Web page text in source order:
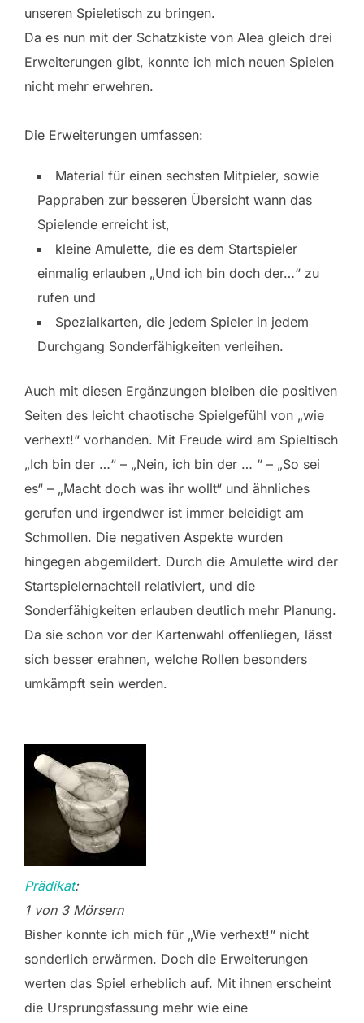
unseren Spieletisch zu bringen.
Da es nun mit der Schatzkiste von Alea gleich drei
Erweiterungen gibt, konnte ich mich neuen Spielen
nicht mehr erwehren.
Die Erweiterungen umfassen:
Material für einen sechsten Mitpieler, sowie
Pappraben zur besseren Übersicht wann das
Spielende erreicht ist,
kleine Amulette, die es dem Startspieler
einmalig erlauben „Und ich bin doch der…“ zu
rufen und
Spezialkarten, die jedem Spieler in jedem
Durchgang Sonderfähigkeiten verleihen.
Auch mit diesen Ergänzungen bleiben die positiven
Seiten des leicht chaotische Spielgefühl von „wie
verhext!“ vorhanden. Mit Freude wird am Spieltisch
„Ich bin der …“ – „Nein, ich bin der … “ – „So sei
es“ – „Macht doch was ihr wollt“ und ähnliches
gerufen und irgendwer ist immer beleidigt am
Schmollen. Die negativen Aspekte wurden
hingegen abgemildert. Durch die Amulette wird der
Startspielernachteil relativiert, und die
Sonderfähigkeiten erlauben deutlich mehr Planung.
Da sie schon vor der Kartenwahl offenliegen, lässt
sich besser erahnen, welche Rollen besonders
umkämpft sein werden.
Prädikat:
1 von 3 Mörsern
Bisher konnte ich mich für „Wie verhext!“ nicht
sonderlich erwärmen. Doch die Erweiterungen
werten das Spiel erheblich auf. Mit ihnen erscheint
die Ursprungsfassung mehr wie eine